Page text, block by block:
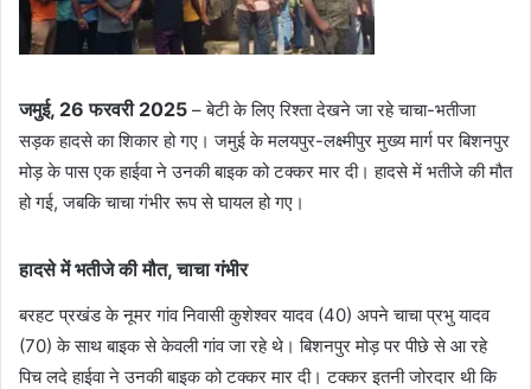
जमुई, 26 फरवरी 2025 – बेटी के लिए रिश्ता देखने जा रहे चाचा-भतीजा
सड़क हादसे का शिकार हो गए। जमुई के मलयपुर-लक्ष्मीपुर मुख्य मार्ग पर बिशनपुर
मोड़ के पास एक हाईवा ने उनकी बाइक को टक्कर मार दी। हादसे में भतीजे की मौत
हो गई, जबकि चाचा गंभीर रूप से घायल हो गए।
हादसे में भतीजे की मौत, चाचा गंभीर
बरहट प्रखंड के नूमर गांव निवासी कुशेश्वर यादव (40) अपने चाचा प्रभु यादव
(70) के साथ बाइक से केवली गांव जा रहे थे। बिशनपुर मोड़ पर पीछे से आ रहे
पिच लदे हाईवा ने उनकी बाइक को टक्कर मार दी। टक्कर इतनी जोरदार थी कि